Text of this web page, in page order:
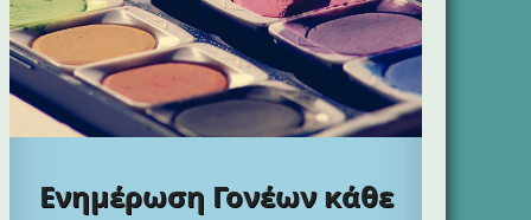
Ενημέρωση Γονέων κάθε